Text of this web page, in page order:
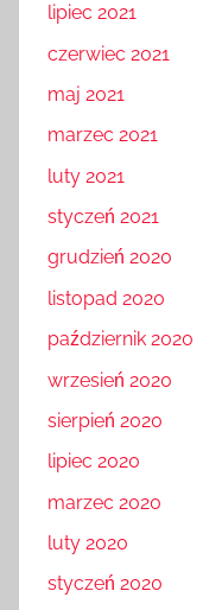
lipiec 2021
czerwiec 2021
maj 2021
marzec 2021
luty 2021
styczeń 2021
grudzień 2020
listopad 2020
październik 2020
wrzesień 2020
sierpień 2020
lipiec 2020
marzec 2020
luty 2020
styczeń 2020